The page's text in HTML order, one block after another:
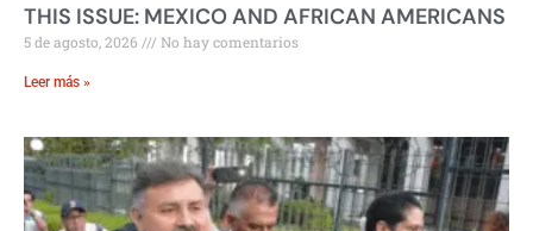
THIS ISSUE: MEXICO AND AFRICAN AMERICANS
5 de agosto, 2026 No hay comentarios
Leer más »